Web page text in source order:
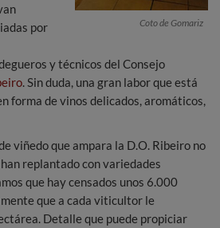
Coto de Gomariz
por
y técnicos del Consejo
. Sin duda, una gran labor que está
forma de vinos delicados, aromáticos,
viñedo que ampara la D.O. Ribeiro no
replantado con variedades
que hay censados unos 6.000
que a cada viticultor le
Detalle que puede propiciar